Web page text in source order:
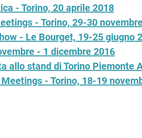
- Torino, 20 aprile 2018
- Torino, 29-30
- Le Bourget, 19-25 giugno
- 1 dicembre 2016
allo stand di Torino Piemonte
- Torino, 18-19